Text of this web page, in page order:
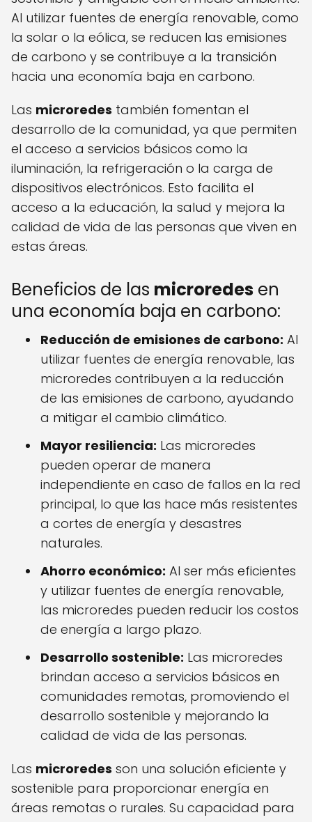
Al utilizar fuentes de energía renovable, como
la solar o la eólica, se reducen las emisiones
de carbono y se contribuye a la transición
hacia una economía baja en carbono.
Las microredes también fomentan el
desarrollo de la comunidad, ya que permiten
el acceso a servicios básicos como la
iluminación, la refrigeración o la carga de
dispositivos electrónicos. Esto facilita el
acceso a la educación, la salud y mejora la
calidad de vida de las personas que viven en
estas áreas.
Beneficios de las microredes en
una economía baja en carbono:
Reducción de emisiones de carbono: Al
utilizar fuentes de energía renovable, las
microredes contribuyen a la reducción
de las emisiones de carbono, ayudando
a mitigar el cambio climático.
Mayor resiliencia: Las microredes
pueden operar de manera
independiente en caso de fallos en la red
principal, lo que las hace más resistentes
a cortes de energía y desastres
naturales.
Ahorro económico: Al ser más eficientes
y utilizar fuentes de energía renovable,
las microredes pueden reducir los costos
de energía a largo plazo.
Desarrollo sostenible: Las microredes
brindan acceso a servicios básicos en
comunidades remotas, promoviendo el
desarrollo sostenible y mejorando la
calidad de vida de las personas.
Las microredes son una solución eficiente y
sostenible para proporcionar energía en
áreas remotas o rurales. Su capacidad para